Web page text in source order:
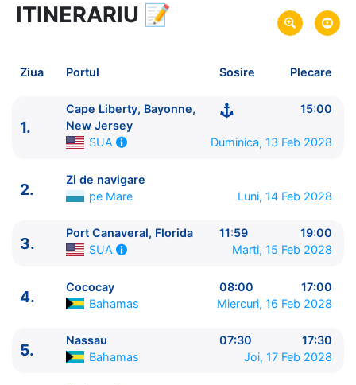
8 zile vacanta de croaziera in
link oferta
Plecare pe 13 Feb 2028
din Cape Liberty, Bayonne,
Sosire pe 20 Feb 2028in Cape Liberty, Bayonne,
New Jersey, SUA
Odyssey of the Seas★★★★★
ITINERARIU 📝
Ziua Portul Sosire Plecare
1.
Cape Liberty, Bayonne,
New Jersey
15:00
SUA Duminica, 13 Feb 2028
2.
Zi de navigare
pe Mare
Luni, 14 Feb 2028
3.
Port Canaveral, Florida 11:59
19:00
SUA
Marti, 15 Feb 2028
4.
Cococay 08:00
17:00
Bahamas
Miercuri, 16 Feb 2028
5.
Nassau 07:30
17:30
Bahamas
Joi, 17 Feb 2028